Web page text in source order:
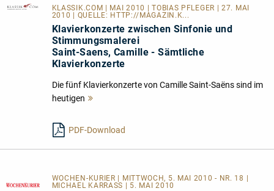
KLASSIK.COM
| MAI 2010 | TOBIAS PFLEGER | 27. MAI
2010 | QUELLE: HTTP://MAGAZIN.K...
Klavierkonzerte zwischen Sinfonie und
Stimmungsmalerei
Saint-Saens, Camille - Sämtliche
Klavierkonzerte
Die fünf Klavierkonzerte von Camille Saint-Saëns sind im
heutigen
PDF-Download
WOCHEN-KURIER | MITTWOCH, 5. MAI 2010 - NR. 18 |
MICHAEL KARRASS | 5. MAI 2010